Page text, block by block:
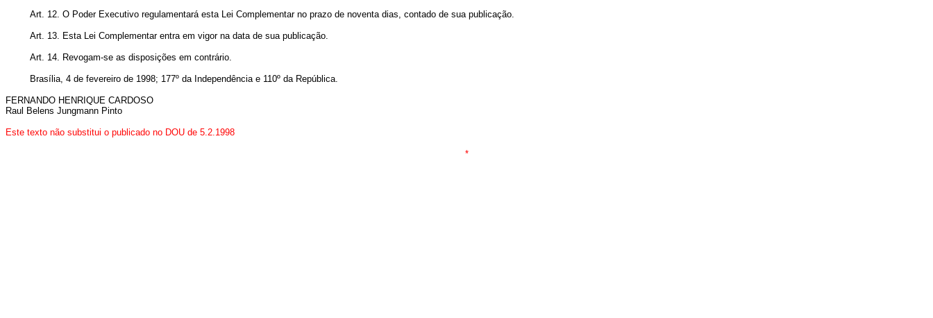
Art. 12. O Poder Executivo regulamentará esta Lei Complementar no prazo de noventa dias, contado de sua publicação.
Art. 13. Esta Lei Complementar entra em vigor na data de sua publicação.
Art. 14. Revogam-se as disposições em contrário.
Brasília, 4 de fevereiro de 1998; 177º da Independência e 110º da República.
FERNANDO HENRIQUE CARDOSO
Raul Belens Jungmann Pinto
Este texto não substitui o publicado no DOU de 5.2.1998
*